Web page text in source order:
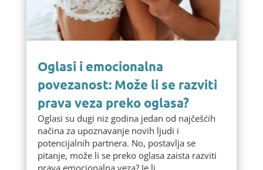
Oglasi i emocionalna
povezanost: Može li se razviti
prava veza preko oglasa?
Oglasi su dugi niz godina jedan od najčešćih
načina za upoznavanje novih ljudi i
potencijalnih partnera. No, postavlja se
pitanje, može li se preko oglasa zaista razviti